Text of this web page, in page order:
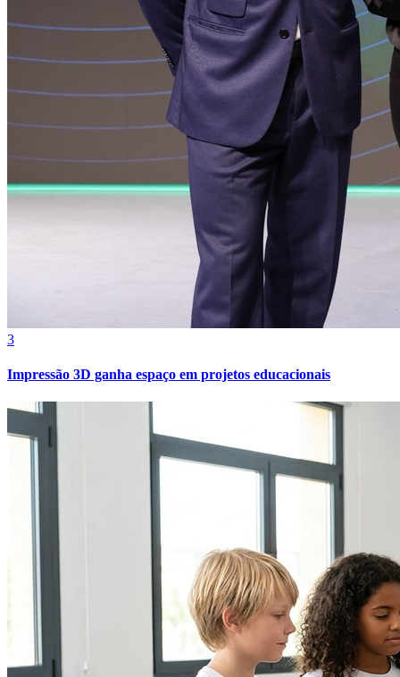
3
Impressão 3D ganha espaço em projetos educacionais